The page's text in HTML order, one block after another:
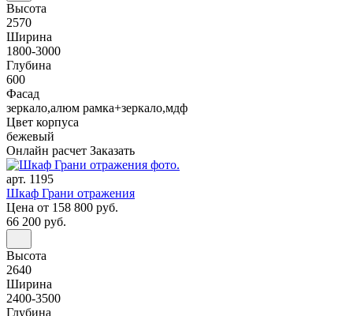
Высота
2570
Ширина
1800-3000
Глубина
600
Фасад
зеркало,алюм рамка+зеркало,мдф
Цвет корпуса
бежевый
Онлайн расчет Заказать
арт. 1195
Шкаф Грани отражения
Цена от 158 800 руб.
66 200 руб.
Высота
2640
Ширина
2400-3500
Глубина